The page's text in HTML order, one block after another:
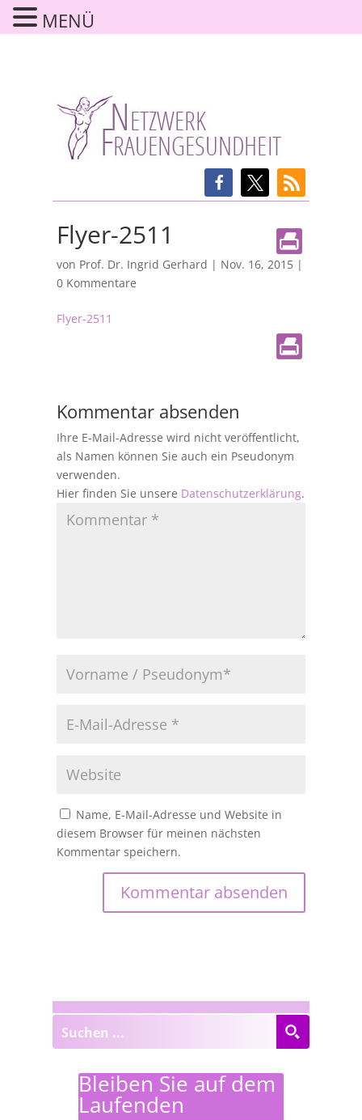
Flyer-2511
von Prof. Dr. Ingrid Gerhard | Nov. 16, 2015|
0 Kommentare
Flyer-2511
Kommentar absenden
Ihre E-Mail-Adresse wird nicht veröffentlicht,
als Namen können Sie auch ein Pseudonym
verwenden.
Hier finden Sie unsere Datenschutzerklärung.
Name, E-Mail-Adresse und Website in
diesem Browser für meinen nächsten
Kommentar speichern.
Bleiben Sie auf dem
Laufenden
MENÜ